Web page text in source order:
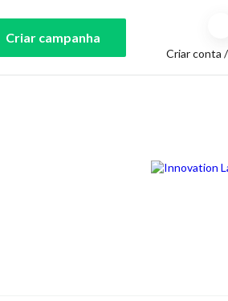
Criar campanha
Criar conta